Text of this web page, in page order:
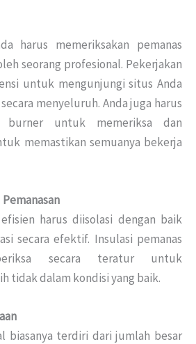
harus memeriksakan pemanas
seorang profesional. Pekerjakan
untuk mengunjungi situs Anda
menyeluruh. Anda juga harus
burner untuk memeriksa dan
memastikan semuanya bekerja
harus diisolasi dengan baik
secara efektif. Insulasi pemanas
secara teratur untuk
tidak dalam kondisi yang baik.
biasanya terdiri dari jumlah besar